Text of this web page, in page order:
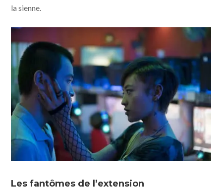
la sienne.
Les fantômes de l’extension